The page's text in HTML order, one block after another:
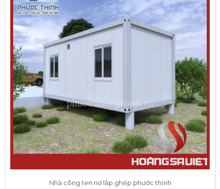
Nhà công ten nơ lắp ghép phước thịnh